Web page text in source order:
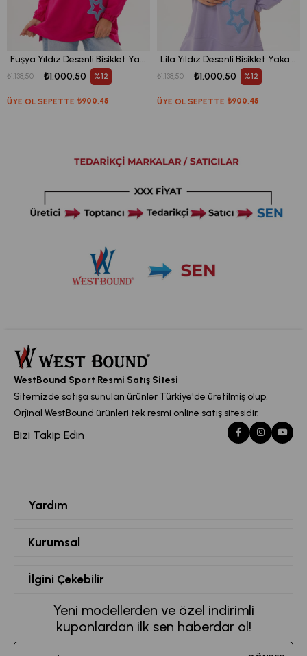
Fuşya Yıldız Desenli Bisiklet Yaka Kadın Sweatshirt Tunik 711
ÜYE OL SEPETTE ₺900,45
₺1.000,50
₺1.138,50 %12
Lila Yıldız Desenli Bisiklet Yaka Kadın Sweatshirt Tunik 711
ÜYE OL SEPETTE ₺900,45
₺1.000,50
₺1.138,50 %12
WestBound Sport Resmi Satış Sitesi
Sitemizde satışa sunulan ürünler Türkiye'de üretilmiş olup,
Orjinal WestBound ürünleri tek resmi online satış sitesidir.
Bizi Takip Edin
Yardım
Favorilerim
Sepetim
Destek Taleplerim
Kurumsal
Hakkımızda
Kvkk Metni
Teslimat ve İade Koşulları
İlgini Çekebilir
Kadın Spor Giyim
Büyük Beden Eşofman
Yeni modellerden ve özel indirimli
kuponlardan ilk sen haberdar ol!